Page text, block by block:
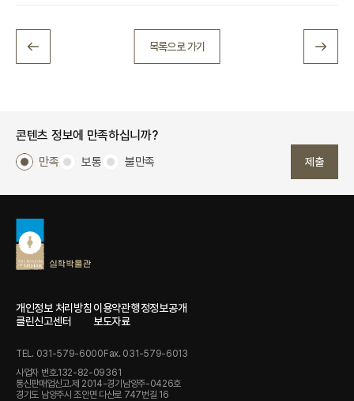
목록으로 가기
콘텐츠 정보에 만족하십니까?
만족 보통 불만족 제출
개인정보 처리방침 이용약관행정정보공개
클린신고센터
보도자료
TEL. 031-579-6000Fax. 031-579-6013
사업자 번호.132-82-09361
통신판매업신고.제 2014-경기남양주-0426호
경기도 남양주시 조안면 다산로 747번길 16